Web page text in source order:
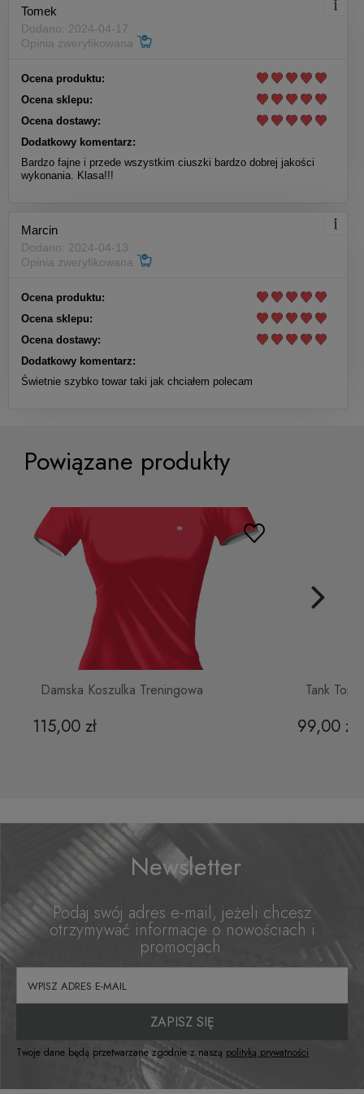
Tomek
Dodano: 2024-04-17
Opinia zweryfikowana
Ocena produktu:
Ocena sklepu:
Ocena dostawy:
Dodatkowy komentarz:
Bardzo fajne i przede wszystkim ciuszki bardzo dobrej jakości
wykonania. Klasa!!!
Marcin
Dodano: 2024-04-13
Opinia zweryfikowana
Ocena produktu:
Ocena sklepu:
Ocena dostawy:
Dodatkowy komentarz:
Świetnie szybko towar taki jak chciałem polecam
Powiązane produkty
Damska Koszulka Treningowa
115,00 zł
Tank Top
99,00 zł
Newsletter
Podaj swój adres e-mail, jeżeli chcesz
otrzymywać informacje o nowościach i
promocjach.
ZAPISZ SIĘ
Twoje dane będą przetwarzane zgodnie z naszą polityką prywatności